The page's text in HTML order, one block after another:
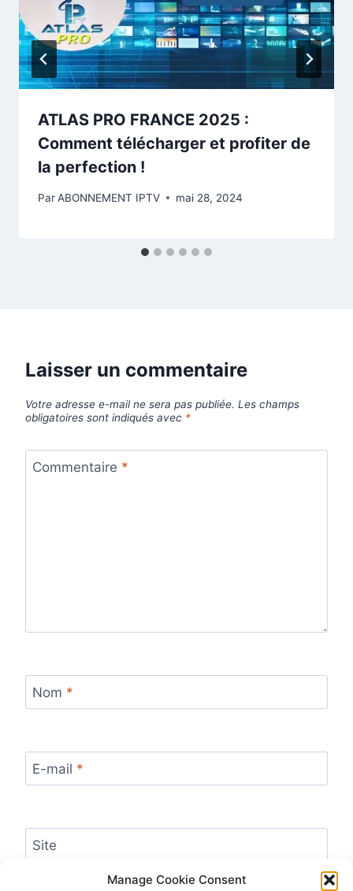
Manage Cookie Consent
ATLAS PRO FRANCE 2025 :
Comment télécharger et profiter de
la perfection !
ParABONNEMENT IPTV mai 28, 2024
Laisser un commentaire
Votre adresse e-mail ne sera pas publiée. Les champs
obligatoires sont indiqués avec *
Commentaire *
Nom *
E-mail *
Site